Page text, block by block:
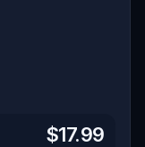
blogger, was
theatrical Percy
ghost tour
they strike
$17.99